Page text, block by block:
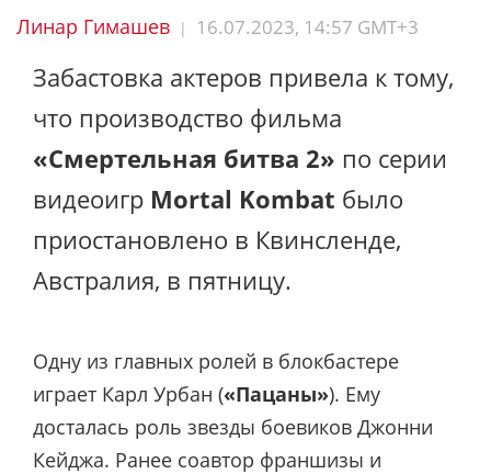
Линар Гимашев | 16.07.2023, 14:57 GMT+3
Забастовка актеров привела к тому,
что производство фильма
«Смертельная битва 2» по серии
видеоигр Mortal Kombat было
приостановлено в Квинсленде,
Австралия, в пятницу.
Одну из главных ролей в блокбастере
играет Карл Урбан («Пацаны»). Ему
досталась роль звезды боевиков Джонни
Кейджа. Ранее соавтор франшизы и